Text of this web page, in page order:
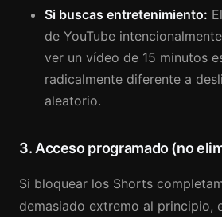
Si buscas entretenimiento:
de YouTube
ver un vídeo de 15 minutos
radicalmente diferente a
aleatorio.
3. Acceso programado (no
Si bloquear los Shorts
demasiado extremo al principio,